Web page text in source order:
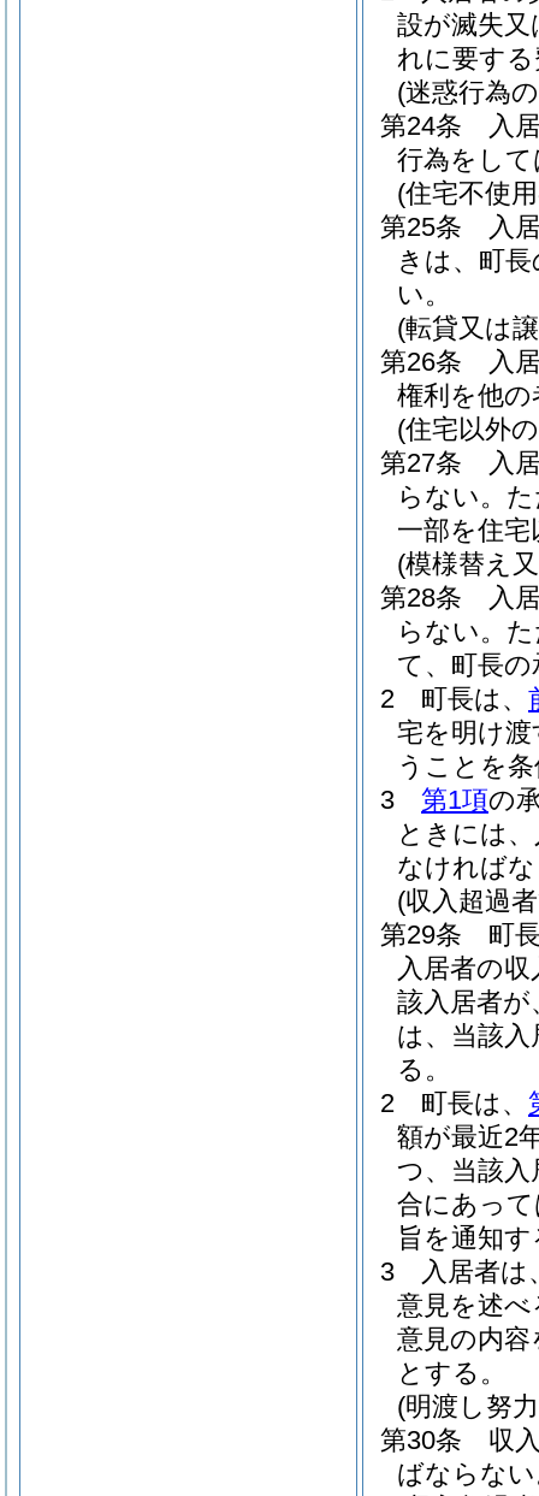
設が滅失
れに要す
(迷惑行為
第24条
入
行為をし
(住宅不使
第25条
入
きは、町
い。
(転貸又は
第26条
入
権利を他
(住宅以外
第27条
入
らない。
一部を住
(模様替え
第28条
入
らない。
て、町長
2
町長は、
宅を明け
うことを
3
第1項の
ときには
なければ
(収入超過
第29条
町
入居者の
該入居者
は、当該
る。
2
町長は、
額が最近2
つ、当該
合にあっ
旨を通知
3
入居者は
意見を述
意見の内
とする。
(明渡し努
第30条
収
ばならな